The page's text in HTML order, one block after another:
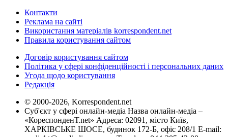
Контакти
Реклама на сайті
Використання матеріалів korrespondent.net
Правила користування сайтом
Договір користування сайтом
Політика у сфері конфіденційності і персональних даних
Угода щодо користування
Редакція
© 2000-2026, Korrespondent.net
Суб'єкт у сфері онлайн-медіа Назва онлайн-медіа –
«КореспонденТ.net» Адреса: 02091, місто Київ,
ХАРКІВСЬКЕ ШОСЕ, будинок 172-Б, офіс 208/1 E-mail: